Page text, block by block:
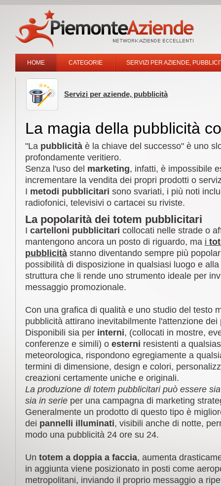
HOME CATEGORIE SERVIZI PER AZIENDE,
Servizi per aziende, pubblicità
La magia della pubblicità
"La pubblicitàè la chiave del successo" è uno
profondamente veritiero.
Senza l'uso del marketing, infatti, è impossibile
incrementare la vendita dei propri prodotti o
I metodi pubblicitari sono svariati, i più noti
radiofonici, televisivi o cartacei su riviste.
La popolarità dei totem pubblicitari
I cartelloni pubblicitari collocati nelle strade o
mantengono ancora un posto di riguardo, ma i
pubblicitàstanno diventando sempre più
possibilità di disposizione in qualsiasi luogo e
struttura che li rende uno strumento ideale per
messaggio promozionale.
Con una grafica di qualità e uno studio del testo
pubblicità attirano inevitabilmente l'attenzione dei
Disponibili sia per interni, (collocati in mostre,
conferenze e simili) o esterni resistenti a
meteorologica, rispondono egregiamente a
termini di dimensione, design e colori,
creazioni certamente uniche e originali.
La produzione di totem pubblicitari può essere
sia in serieper una campagna di marketing
Generalmente un prodotto di questo tipo è
dei pannelli illuminati, visibili anche di notte,
modo una pubblicità 24 ore su 24.
Un totem a doppia a faccia, aumenta
in aggiunta viene posizionato in posti come
metropolitani, inviando il proprio messaggio a